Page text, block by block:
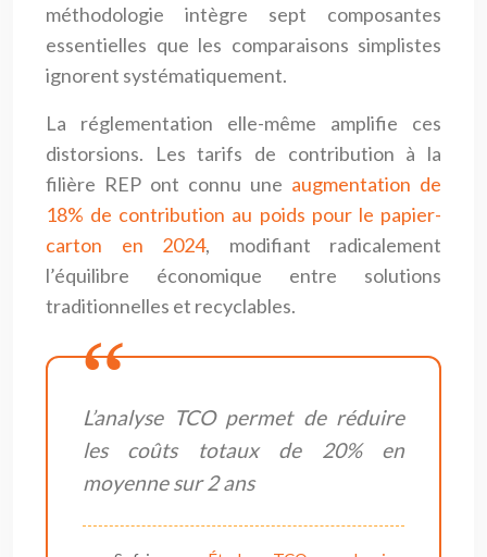
méthodologie intègre sept composantes
essentielles que les comparaisons simplistes
ignorent systématiquement.
La réglementation elle-même amplifie ces
distorsions. Les tarifs de contribution à la
filière REP ont connu une augmentation de
18% de contribution au poids pour le papier-
carton en 2024, modifiant radicalement
l’équilibre économique entre solutions
traditionnelles et recyclables.
L’analyse TCO permet de réduire
les coûts totaux de 20% en
moyenne sur 2 ans